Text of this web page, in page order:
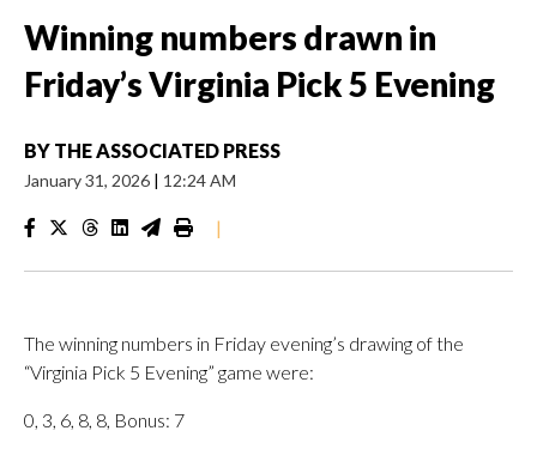
Winning numbers drawn in
Friday’s Virginia Pick 5 Evening
BY THE ASSOCIATED PRESS
January 31, 2026 | 12:24 AM
|
The winning numbers in Friday evening’s drawing of the
“Virginia Pick 5 Evening” game were:
0, 3, 6, 8, 8, Bonus: 7